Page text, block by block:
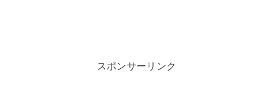
スポンサーリンク